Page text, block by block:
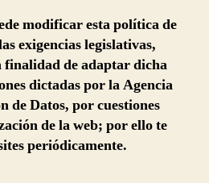
modificar esta política de
exigencias legislativas,
finalidad de adaptar dicha
dictadas por la Agencia
de Datos, por cuestiones
de la web; por ello te
periódicamente.